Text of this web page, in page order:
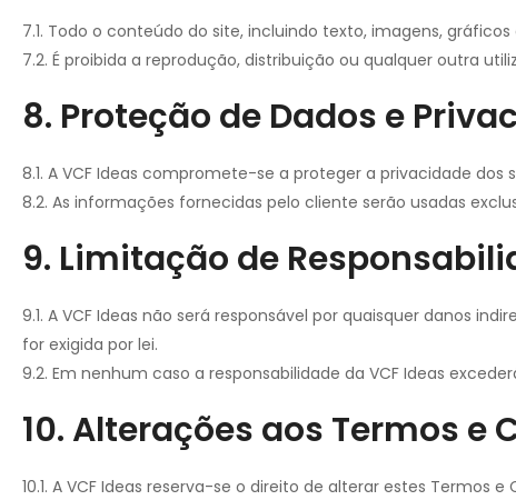
7.1. Todo o conteúdo do site, incluindo texto, imagens,
7.2. É proibida a reprodução, distribuição ou qualquer outra
8. Proteção de Dados e
8.1. A VCF Ideas compromete-se a proteger a privacidade
8.2. As informações fornecidas pelo cliente serão usadas
9. Limitação de
9.1. A VCF Ideas não será responsável por quaisquer danos
for exigida por lei.
9.2. Em nenhum caso a responsabilidade da VCF Ideas
10. Alterações aos Termos e
10.1. A VCF Ideas reserva-se o direito de alterar estes